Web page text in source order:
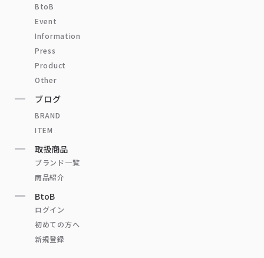
BtoB
Event
Information
Press
Product
Other
ブログ
BRAND
ITEM
取扱商品
ブランド一覧
商品紹介
BtoB
ログイン
初めての方へ
新規登録